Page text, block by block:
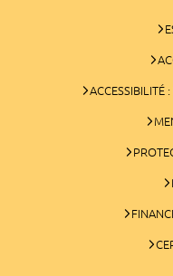
ACCESSIBILITÉ